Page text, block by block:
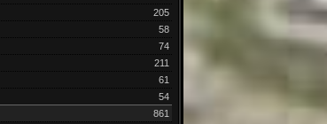
205
58
74
211
61
54
861